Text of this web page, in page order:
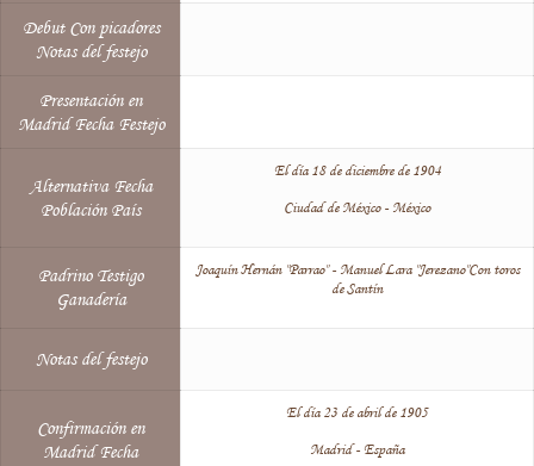
Debut Con picadores
Notas del festejo
Presentación en
Madrid Fecha Festejo
Alternativa Fecha
Población País
El día 18 de diciembre de 1904
Ciudad de México - México
Padrino Testigo
Ganadería
Joaquín Hernán "Parrao" - Manuel Lara "Jerezano"Con toros
de Santín
Notas del festejo
Confirmación en
Madrid Fecha
El día 23 de abril de 1905
Madrid - España